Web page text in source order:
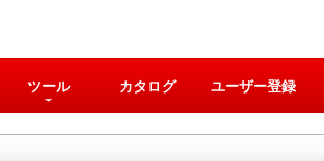
ツール カタログ ユーザー登録